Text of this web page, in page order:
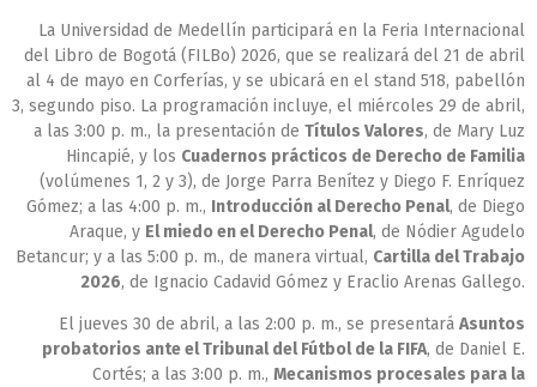
La Universidad de Medellín participará en la Feria Internacional
del Libro de Bogotá (FILBo) 2026, que se realizará del 21 de abril
al 4 de mayo en Corferías, y se ubicará en el stand 518, pabellón
3, segundo piso. La programación incluye, el miércoles 29 de abril,
a las 3:00 p. m., la presentación de Títulos Valores, de Mary Luz
Hincapié, y los Cuadernos prácticos de Derecho de Familia
(volúmenes 1, 2 y 3), de Jorge Parra Benítez y Diego F. Enríquez
Gómez; a las 4:00 p. m., Introducción al Derecho Penal, de Diego
Araque, y El miedo en el Derecho Penal, de Nódier Agudelo
Betancur; y a las 5:00 p. m., de manera virtual, Cartilla del Trabajo
2026, de Ignacio Cadavid Gómez y Eraclio Arenas Gallego.
El jueves 30 de abril, a las 2:00 p. m., se presentará Asuntos
probatorios ante el Tribunal del Fútbol de la FIFA, de Daniel E.
Cortés; a las 3:00 p. m., Mecanismos procesales para la